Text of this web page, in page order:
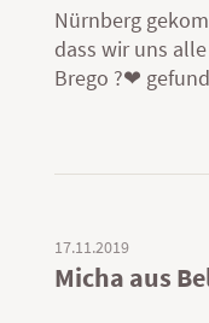
Nürnberg
dass wir uns
Brego ?❤
17.11.2019
Micha aus